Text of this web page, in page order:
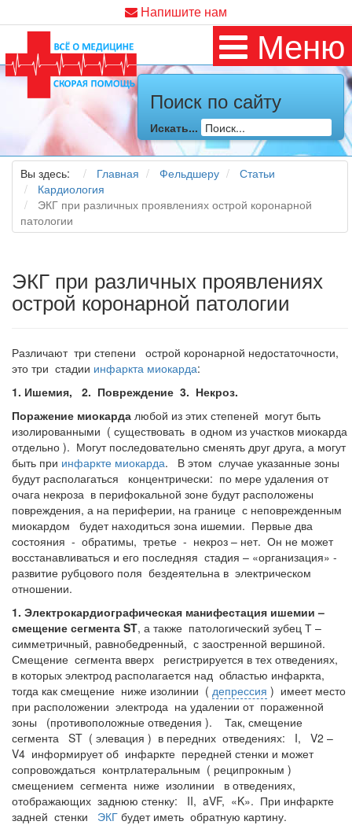
Напишите нам
Меню
Поиск по сайту
Искать...
Вы здесь: Главная Фельдшеру
Статьи
Кардиология
ЭКГ при различных проявлениях острой коронарной
патологии
ЭКГ при различных проявлениях
острой коронарной патологии
Различают три степени острой коронарной недостаточности,
это три стадии инфаркта миокарда:
1. Ишемия, 2. Повреждение 3. Некроз.
Поражение миокарда любой из этих степеней могут быть
изолированными ( существовать в одном из участков миокарда
отдельно ). Могут последовательно сменять друг друга, а могут
быть при инфаркте миокарда. В этом случае указанные зоны
будут располагаться концентрически: по мере удаления от
очага некроза в перифокальной зоне будут расположены
повреждения, а на периферии, на границе с неповрежденным
миокардом будет находиться зона ишемии. Первые два
состояния - обратимы, третье - некроз – нет. Он не может
восстанавливаться и его последняя стадия – «организация» -
развитие рубцового поля бездеятельна в электрическом
отношении.
1. Электрокардиографическая манифестация ишемии –
смещение сегмента ST, а также патологический зубец Т –
симметричный, равнобедренный, с заостренной вершиной.
Смещение сегмента вверх регистрируется в тех отведениях,
в которых электрод располагается над областью инфаркта,
тогда как смещение ниже изолинии ( депрессия ) имеет место
при расположении электрода на удалении от пораженной
зоны (противоположные отведения ). Так, смещение
сегмента ST ( элевация ) в передних отведениях: I, V2 –
V4 информирует об инфаркте передней стенки и может
сопровождаться контрлатеральным ( реципрокным )
смещением сегмента ниже изолинии в отведениях,
отображающих заднюю стенку: II, aVF, «K». При инфаркте
задней стенки ЭКГ будет иметь обратную картину.